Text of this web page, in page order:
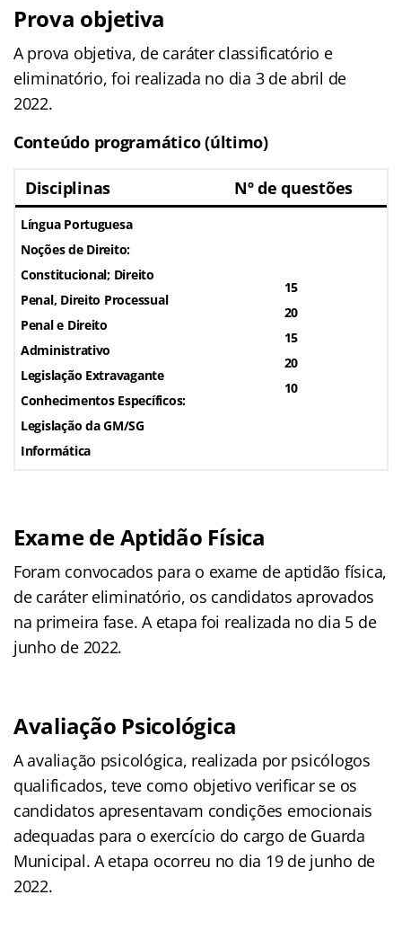
Prova objetiva
A prova objetiva, de caráter classificatório e
eliminatório, foi realizada no dia 3 de abril de
2022.
Conteúdo programático (último)
Disciplinas Nº de questões
Língua Portuguesa
Noções de Direito:
Constitucional; Direito
Penal, Direito Processual
Penal e Direito
Administrativo
Legislação Extravagante
Conhecimentos Específicos:
Legislação da GM/SG
Informática
15
20
15
20
10
Exame de Aptidão Física
Foram convocados para o exame de aptidão física,
de caráter eliminatório, os candidatos aprovados
na primeira fase. A etapa foi realizada no dia 5 de
junho de 2022.
Avaliação Psicológica
A avaliação psicológica, realizada por psicólogos
qualificados, teve como objetivo verificar se os
candidatos apresentavam condições emocionais
adequadas para o exercício do cargo de Guarda
Municipal. A etapa ocorreu no dia 19 de junho de
2022.